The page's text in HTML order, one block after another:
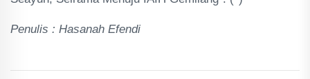
Penulis : Hasanah Efendi